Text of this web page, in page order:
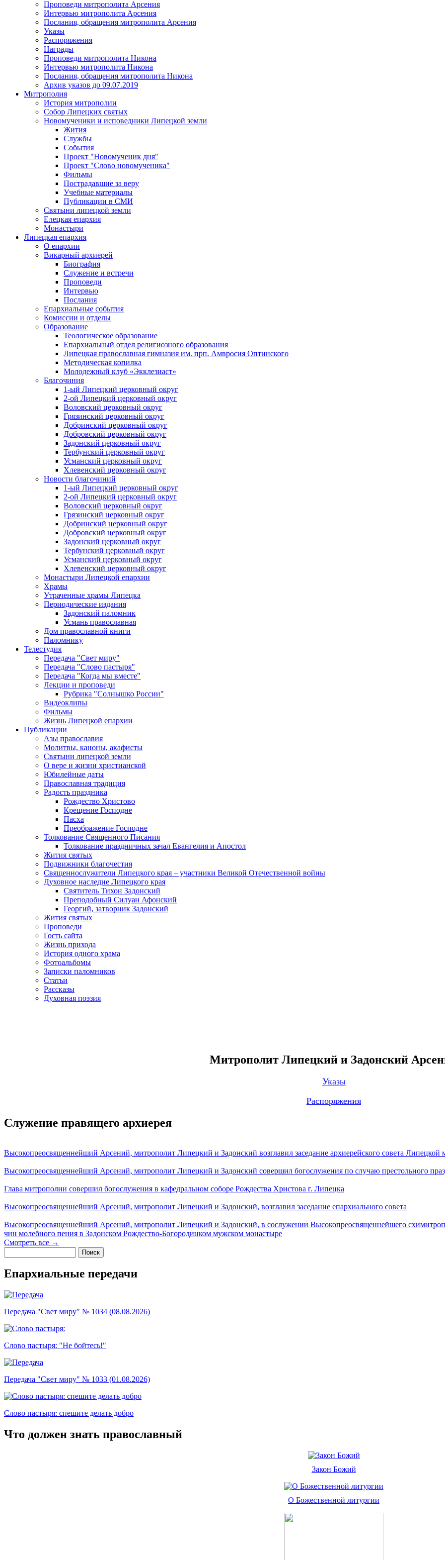
Проповеди митрополита Арсения
Интервью митрополита Арсения
Послания, обращения митрополита Арсения
Указы
Распоряжения
Награды
Проповеди митрополита Никона
Интервью митрополита Никона
Послания, обращения митрополита Никона
Архив указов до 09.07.2019
Митрополия
История митрополии
Собор Липецких святых
Новомученики и исповедники Липецкой земли
Жития
Службы
События
Проект "Новомученик дня"
Проект "Слово новомученика"
Фильмы
Пострадавшие за веру
Учебные материалы
Публикации в СМИ
Святыни липецкой земли
Елецкая епархия
Монастыри
Липецкая епархия
О епархии
Викарный архиерей
Биография
Служение и встречи
Проповеди
Интервью
Послания
Епархиальные события
Комиссии и отделы
Образование
Теологическое образование
Епархиальный отдел религиозного образования
Липецкая православная гимназия им. прп. Амвросия Оптинского
Методическая копилка
Молодежный клуб «Экклезиаст»
Благочиния
1-ый Липецкий церковный округ
2-ой Липецкий церковный округ
Воловский церковный округ
Грязинский церковный округ
Добринский церковный округ
Добровский церковный округ
Задонский церковный округ
Тербунский церковный округ
Усманский церковный округ
Хлевенский церковный округ
Новости благочиний
1-ый Липецкий церковный округ
2-ой Липецкий церковный округ
Воловский церковный округ
Грязинский церковный округ
Добринский церковный округ
Добровский церковный округ
Задонский церковный округ
Тербунский церковный округ
Усманский церковный округ
Хлевенский церковный округ
Монастыри Липецкой епархии
Храмы
Утраченные храмы Липецка
Периодические издания
Задонский паломник
Усмань православная
Дом православной книги
Паломнику
Телестудия
Передача "Свет миру"
Передача "Слово пастыря"
Передача "Когда мы вместе"
Лекции и проповеди
Рубрика "Солнышко России"
Видеоклипы
Фильмы
Жизнь Липецкой епархии
Публикации
Азы православия
Молитвы, каноны, акафисты
Святыни липецкой земли
О вере и жизни христианской
Юбилейные даты
Православная традиция
Радость праздника
Рождество Христово
Крещение Господне
Пасха
Преображение Господне
Толкование Священного Писания
Толкование праздничных зачал Евангелия и Апостол
Жития святых
Подвижники благочестия
Священнослужители Липецкого края – участники Великой Отечественной войны
Духовное наследие Липецкого края
Святитель Тихон Задонский
Преподобный Силуан Афонский
Георгий, затворник Задонский
Жития святых
Проповеди
Гость сайта
Жизнь прихода
История одного храма
Фотоальбомы
Записки паломников
Статьи
Рассказы
Духовная поэзия
Митрополит Липецкий и Задонский
Указы
Распоряжения
Служение правящего архиерея
Высокопреосвященнейший Арсений, митрополит Липецкий и Задонский возглавил заседание архиерейского совета Липецкой
Высокопреосвященнейший Арсений, митрополит Липецкий и Задонский совершил богослужения по случаю престольного
Глава митрополии совершил богослужения в кафедральном соборе Рождества Христова г. Липецка
Высокопреосвященнейший Арсений, митрополит Липецкий и Задонский, возглавил заседание епархиального совета
Высокопреосвященнейший Арсений, митрополит Липецкий и Задонский, в сослужении Высокопреосвященнейшего
чин молебного пения в Задонском Рождество-Богородицком мужском монастыре
Смотреть все →
Епархиальные передачи
Передача "Свет миру" № 1034 (08.08.2026)
Слово пастыря: "Не бойтесь!"
Передача "Свет миру" № 1033 (01.08.2026)
Слово пастыря: спешите делать добро
Что должен знать православный
Закон Божий
О Божественной литургии